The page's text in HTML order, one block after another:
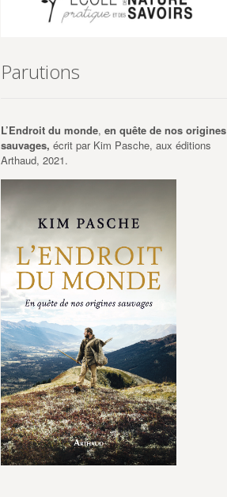
Parutions
L’Endroit du monde, en quête de nos origines
sauvages, écrit par Kim Pasche, aux éditions
Arthaud, 2021.